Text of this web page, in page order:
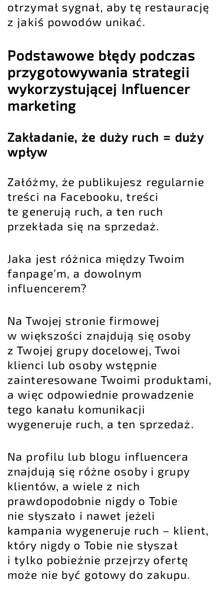
otrzymał sygnał, aby tę restaurację
z jakiś powodów unikać.
Podstawowe błędy podczas
przygotowywania strategii
wykorzystującej Influencer
marketing
Zakładanie, że duży ruch = duży
wpływ
Załóżmy, że publikujesz regularnie
treści na Facebooku, treści
te generują ruch, a ten ruch
przekłada się na sprzedaż.
Jaka jest różnica między Twoim
fanpage’m, a dowolnym
influencerem?
Na Twojej stronie firmowej
w większości znajdują się osoby
z Twojej grupy docelowej, Twoi
klienci lub osoby wstępnie
zainteresowane Twoimi produktami,
a więc odpowiednie prowadzenie
tego kanału komunikacji
wygeneruje ruch, a ten sprzedaż.
Na profilu lub blogu influencera
znajdują się różne osoby i grupy
klientów, a wiele z nich
prawdopodobnie nigdy o Tobie
nie słyszało i nawet jeżeli
kampania wygeneruje ruch – klient,
który nigdy o Tobie nie słyszał
i tylko pobieżnie przejrzy ofertę
może nie być gotowy do zakupu.